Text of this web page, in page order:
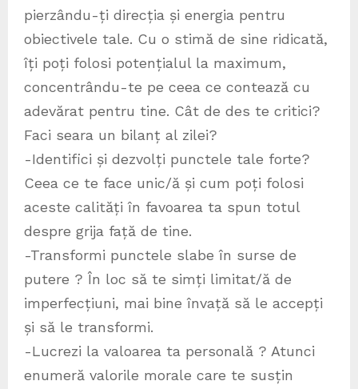
pierzându-ți direcția și energia pentru
obiectivele tale. Cu o stimă de sine ridicată,
îți poți folosi potențialul la maximum,
concentrându-te pe ceea ce contează cu
adevărat pentru tine. Cât de des te critici?
Faci seara un bilanț al zilei?
-Identifici și dezvolți punctele tale forte?
Ceea ce te face unic/ă și cum poți folosi
aceste calități în favoarea ta spun totul
despre grija față de tine.
-Transformi punctele slabe în surse de
putere ? În loc să te simți limitat/ă de
imperfecțiuni, mai bine învață să le accepți
și să le transformi.
-Lucrezi la valoarea ta personală ? Atunci
enumeră valorile morale care te susțin